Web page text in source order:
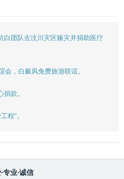
白团队去汶川灾区赈灾并捐助医疗
，白癜风免费旅游联谊。
款。
程”。
专业·诚信